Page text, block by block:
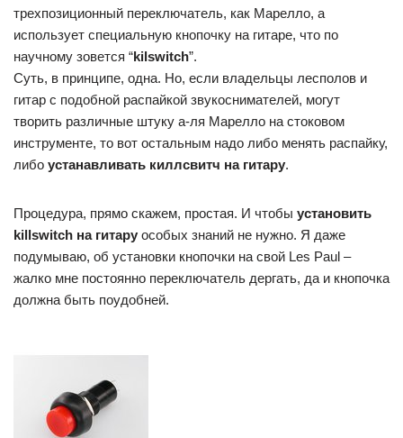
трехпозиционный переключатель, как Марелло, а
использует специальную кнопочку на гитаре, что по
научному зовется “kilswitch”.
Суть, в принципе, одна. Но, если владельцы лесполов и
гитар с подобной распайкой звукоснимателей, могут
творить различные штуку а-ля Марелло на стоковом
инструменте, то вот остальным надо либо менять распайку,
либо устанавливать киллсвитч на гитару.
Процедура, прямо скажем, простая. И чтобы установить
killswitch на гитару особых знаний не нужно. Я даже
подумываю, об установки кнопочки на свой Les Paul –
жалко мне постоянно переключатель дергать, да и кнопочка
должна быть поудобней.